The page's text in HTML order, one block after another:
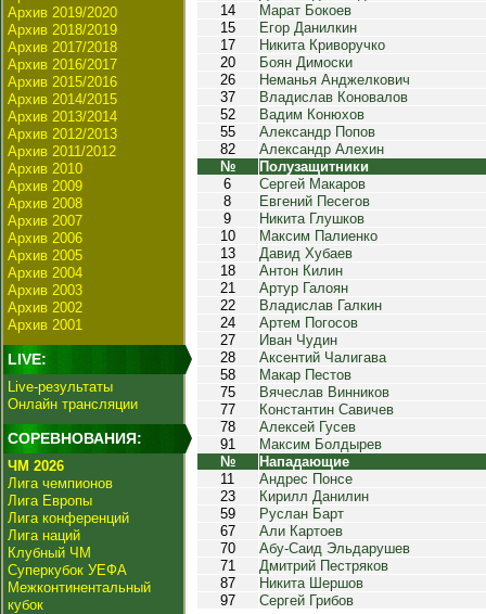
Архив 2019/2020
Архив 2018/2019
Архив 2017/2018
Архив 2016/2017
Архив 2015/2016
Архив 2014/2015
Архив 2013/2014
Архив 2012/2013
Архив 2011/2012
Архив 2010
Архив 2009
Архив 2008
Архив 2007
Архив 2006
Архив 2005
Архив 2004
Архив 2003
Архив 2002
Архив 2001
LIVE:
Live-результаты
Онлайн трансляции
СОРЕВНОВАНИЯ:
ЧМ 2026
Лига чемпионов
Лига Европы
Лига конференций
Лига наций
Клубный ЧМ
Суперкубок УЕФА
Межконтинентальный
кубок
14
Марат Бокоев
15
Егор Данилкин
17
Никита Криворучко
20
Боян Димоски
26
Неманья Анджелкович
37
Владислав Коновалов
52
Вадим Конюхов
55
Александр Попов
82
Александр Алехин
№
Полузащитники
6
Сергей Макаров
8
Евгений Песегов
9
Никита Глушков
10
Максим Палиенко
13
Давид Хубаев
18
Антон Килин
21
Артур Галоян
22
Владислав Галкин
24
Артем Погосов
27
Иван Чудин
28
Аксентий Чалигава
58
Макар Пестов
75
Вячеслав Винников
77
Константин Савичев
78
Алексей Гусев
91
Максим Болдырев
№
Нападающие
11
Андрес Понсе
23
Кирилл Данилин
59
Руслан Барт
67
Али Картоев
70
Абу-Саид Эльдарушев
71
Дмитрий Пестряков
87
Никита Шершов
97
Сергей Грибов